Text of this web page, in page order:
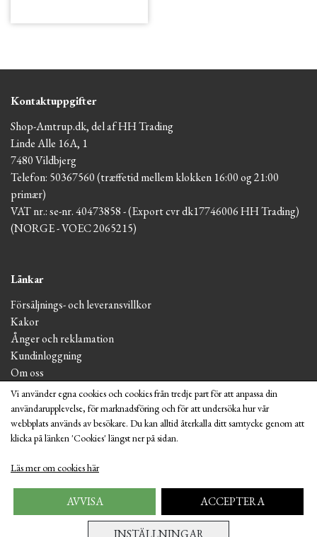
Kontaktuppgifter
Shop-Amtrup.dk, del af HH Trading
Linde Alle 16A, 1
7480 Vildbjerg
Telefon: 50367560 (træffetid mellem klokken 16:00 og 21:00
primær)
VAT nr.: se-nr. 40473858 - (Export cvr dk17746006 HH Trading)
(NORGE - VOEC 2065215)
Länkar
Försäljnings- och leveransvillkor
Kakor
Ånger och reklamation
Kundinloggning
Om oss
Butiker på plats
Vi använder egna cookies och cookies från tredje part för att anpassa din
användarupplevelse, för marknadsföring och för att undersöka hur vår
webbplats används av besökare. Du kan alltid återkalla ditt samtycke genom att
klicka på länken 'Cookies' längst ner på sidan.
Läs mer om cookies här
AVVISA ACCEPTERA